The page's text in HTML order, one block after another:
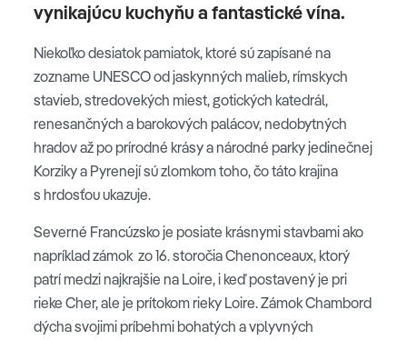
vynikajúcu kuchyňu a fantastické vína.
Niekoľko desiatok pamiatok, ktoré sú zapísané na
zozname UNESCO od jaskynných malieb, rímskych
stavieb, stredovekých miest, gotických katedrál,
renesančných a barokových palácov, nedobytných
hradov až po prírodné krásy a národné parky jedinečnej
Korziky a Pyrenejí sú zlomkom toho, čo táto krajina
s hrdosťou ukazuje.
Severné Francúzsko je posiate krásnymi stavbami ako
napríklad zámok zo 16. storočia Chenonceaux, ktorý
patrí medzi najkrajšie na Loire, i keď postavený je pri
rieke Cher, ale je prítokom rieky Loire. Zámok Chambord
dýcha svojimi príbehmi bohatých a vplyvných